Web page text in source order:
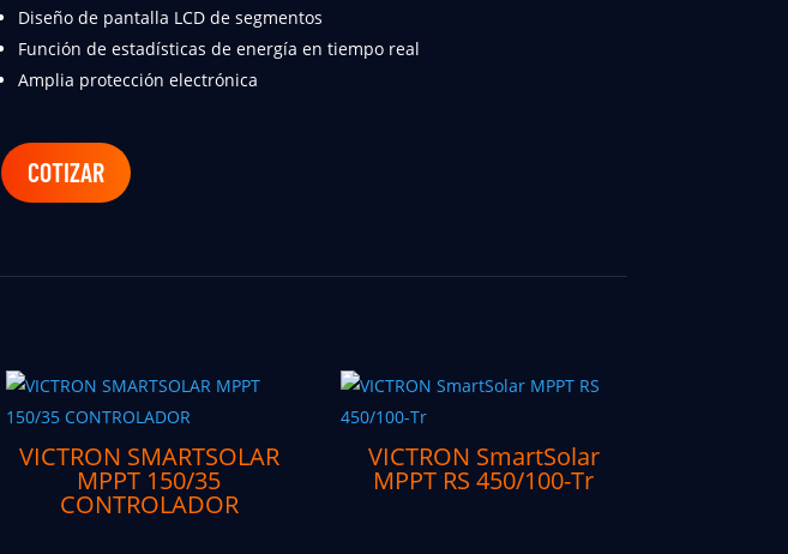
Diseño de pantalla LCD de segmentos
Función de estadísticas de energía en tiempo real
Amplia protección electrónica
COTIZAR
VICTRON SMARTSOLAR
MPPT 150/35
CONTROLADOR
VICTRON SmartSolar
MPPT RS 450/100-Tr